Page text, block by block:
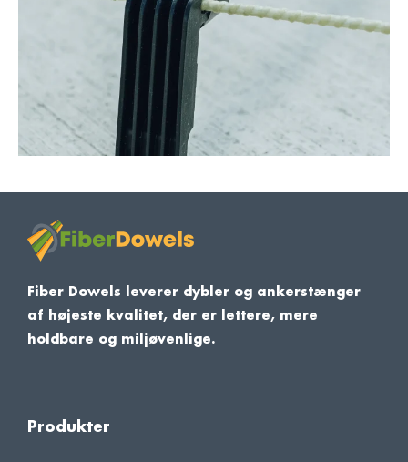
Fiber Dowels leverer dybler og ankerstænger
af højeste kvalitet, der er lettere, mere
holdbare og miljøvenlige.
Produkter